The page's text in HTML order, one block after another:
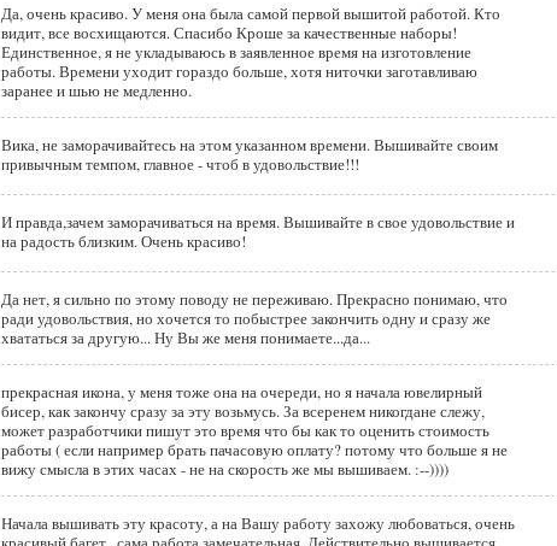
Да, очень красиво. У меня она была самой первой вышитой работой. Кто
видит, все восхищаются. Спасибо Кроше за качественные наборы!
Единственное, я не укладываюсь в заявленное время на изготовление
работы. Времени уходит гораздо больше, хотя ниточки заготавливаю
заранее и шью не медленно.
Вика, не заморачивайтесь на этом указанном времени. Вышивайте своим
привычным темпом, главное - чтоб в удовольствие!!!
И правда,зачем заморачиваться на время. Вышивайте в свое удовольствие и
на радость близким. Очень красиво!
Да нет, я сильно по этому поводу не переживаю. Прекрасно понимаю, что
ради удовольствия, но хочется то побыстрее закончить одну и сразу же
хвататься за другую... Ну Вы же меня понимаете...да...
прекрасная икона, у меня тоже она на очереди, но я начала ювелирный
бисер, как закончу сразу за эту возьмусь. За всеренем никогдане слежу,
может разработчики пишут это время что бы как то оценить стоимость
работы ( если например брать пачасовую оплату? потому что больше я не
вижу смысла в этих часах - не на скорость же мы вышиваем. :--))))
Начала вышивать эту красоту, а на Вашу работу захожу любоваться, очень